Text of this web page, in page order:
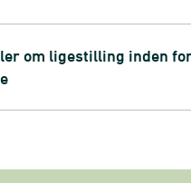
om ligestilling inden